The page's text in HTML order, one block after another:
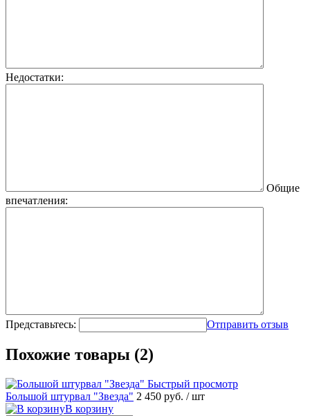
Недостатки:
Общие
впечатления:
Представьтесь: Отправить отзыв
Похожие товары (2)
Быстрый просмотр
Большой штурвал "Звезда" 2 450 руб. / шт
В корзину